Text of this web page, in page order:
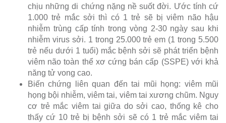
chịu những di chứng nặng nề suốt đời. Ước tính cứ
1.000 trẻ mắc sởi thì có 1 trẻ sẽ bị viêm não hậu
nhiễm trùng cấp tính trong vòng 2-30 ngày sau khi
nhiễm virus sởi. 1 trong 25.000 trẻ em (1 trong 5.500
trẻ nếu dưới 1 tuổi) mắc bệnh sởi sẽ phát triển bệnh
viêm não toàn thể xơ cứng bán cấp (SSPE) với khả
năng tử vong cao.
Biến chứng liên quan đến tai mũi họng: viêm mũi
họng bội nhiễm, viêm tai, viêm tai xương chũm. Nguy
cơ trẻ mắc viêm tai giữa do sởi cao, thống kê cho
thấy cứ 10 trẻ bị bệnh sởi sẽ có 1 trẻ mắc viêm tai